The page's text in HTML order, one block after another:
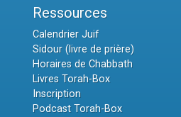
Ressources
Calendrier Juif
Sidour (livre de prière)
Horaires de Chabbath
Livres Torah-Box
Inscription
Podcast Torah-Box